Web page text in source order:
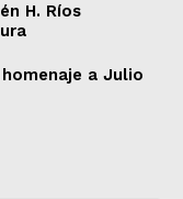
H. Ríos
a Julio